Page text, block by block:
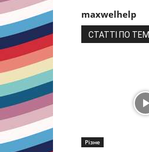
maxwelhelp
СТАТТІ ПО ТЕМІ
Різне